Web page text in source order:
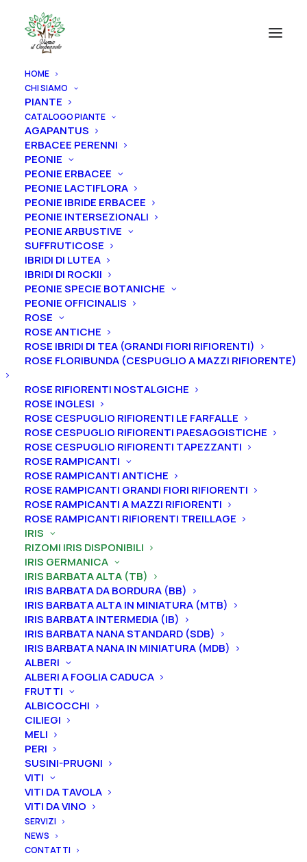
HOME
CHI SIAMO
PIANTE
CATALOGO PIANTE
AGAPANTUS
ERBACEE PERENNI
PEONIE
PEONIE ERBACEE
PEONIE LACTIFLORA
PEONIE IBRIDE ERBACEE
PEONIE INTERSEZIONALI
PEONIE ARBUSTIVE
SUFFRUTICOSE
IBRIDI DI LUTEA
IBRIDI DI ROCKII
PEONIE SPECIE BOTANICHE
PEONIE OFFICINALIS
ROSE
ROSE ANTICHE
ROSE IBRIDI DI TEA (GRANDI FIORI RIFIORENTI)
ROSE FLORIBUNDA (CESPUGLIO A MAZZI RIFIORENTE)
ROSE RIFIORENTI NOSTALGICHE
ROSE INGLESI
ROSE CESPUGLIO RIFIORENTI LE FARFALLE
ROSE CESPUGLIO RIFIORENTI PAESAGGISTICHE
ROSE CESPUGLIO RIFIORENTI TAPEZZANTI
ROSE RAMPICANTI
ROSE RAMPICANTI ANTICHE
ROSE RAMPICANTI GRANDI FIORI RIFIORENTI
ROSE RAMPICANTI A MAZZI RIFIORENTI
ROSE RAMPICANTI RIFIORENTI TREILLAGE
IRIS
RIZOMI IRIS DISPONIBILI
IRIS GERMANICA
IRIS BARBATA ALTA (TB)
IRIS BARBATA DA BORDURA (BB)
IRIS BARBATA ALTA IN MINIATURA (MTB)
IRIS BARBATA INTERMEDIA (IB)
IRIS BARBATA NANA STANDARD (SDB)
IRIS BARBATA NANA IN MINIATURA (MDB)
ALBERI
ALBERI A FOGLIA CADUCA
FRUTTI
ALBICOCCHI
CILIEGI
MELI
PERI
SUSINI-PRUGNI
VITI
VITI DA TAVOLA
VITI DA VINO
SERVIZI
NEWS
CONTATTI
Iris germanica “Bratislavan”
Iris germanica
“Bratislavan”
From5,00€
L’iris germanica “Bratislavan” ha vessilligiallo-
caramello sfumati di viola con filamenti dello stilo
giallo caramello, nervatura centrale viola e ali blu
lavanda chiaro con bordo giallo, barbe gialle nella
gola, giallo chiaro al centro, blu lavanda all’estremità,
profumo leggermente dolce.Altezza 100 cm. Fioritura
intermedia.
Le piante di
periodomentre irizomidiIris
nel periodo che va
Formato
Iris
germanica
"Bratislavan"
quantità
Ordina subito questo prodotto!